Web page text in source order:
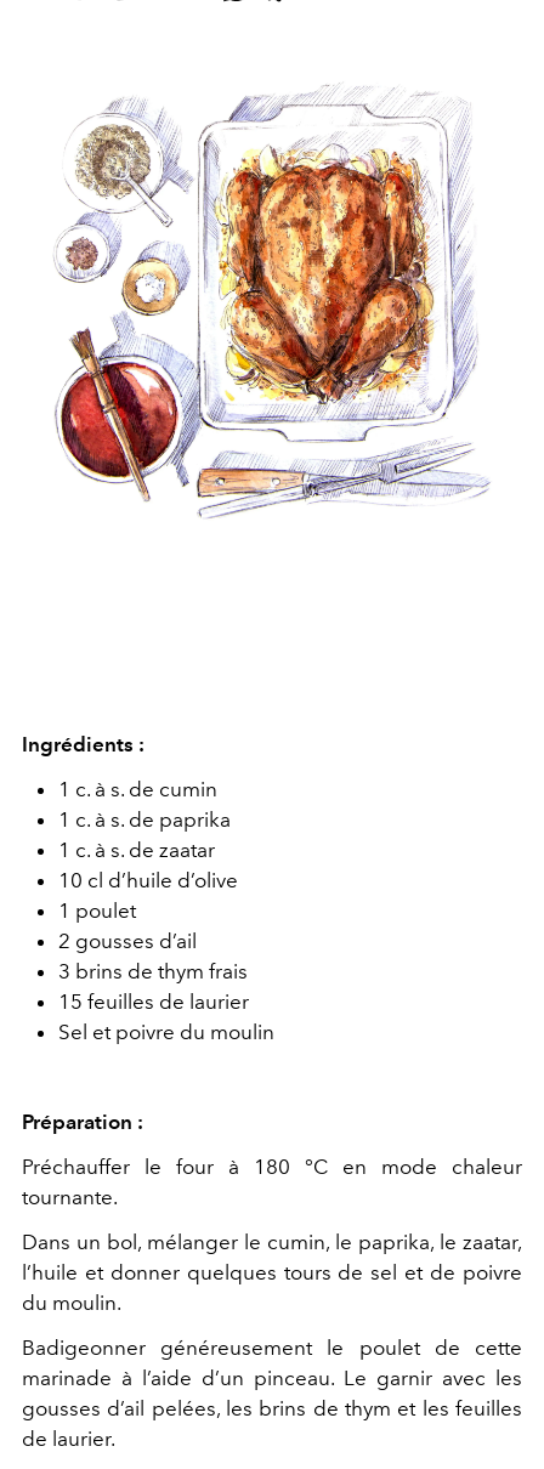
Ingrédients :
1 c. à s. de cumin
1 c. à s. de paprika
1 c. à s. de zaatar
10 cl d’huile d’olive
1 poulet
2 gousses d’ail
3 brins de thym frais
15 feuilles de laurier
Sel et poivre du moulin
Préparation :
Préchauffer le four à 180 °C en mode chaleur
tournante.
Dans un bol, mélanger le cumin, le paprika, le zaatar,
l’huile et donner quelques tours de sel et de poivre
du moulin.
Badigeonner généreusement le poulet de cette
marinade à l’aide d’un pinceau. Le garnir avec les
gousses d’ail pelées, les brins de thym et les feuilles
de laurier.